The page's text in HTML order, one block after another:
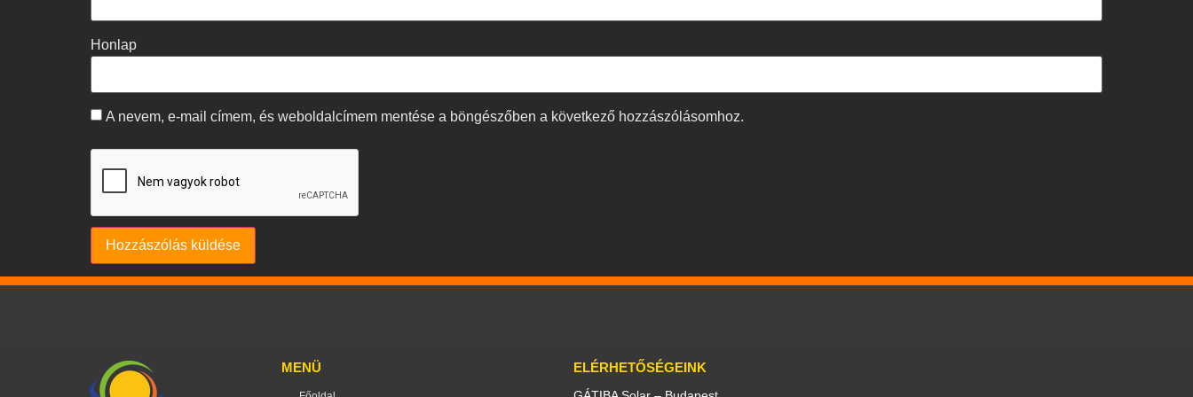
Honlap
A nevem, e-mail címem, és weboldalcímem mentése a böngészőben a következő hozzászólásomhoz.
MENÜ ELÉRHETŐSÉGEINK